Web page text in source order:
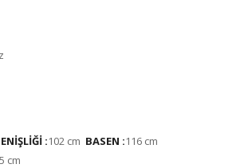
:102 cm BASEN :116 cm
cm